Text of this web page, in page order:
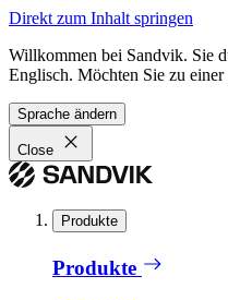
Direkt zum Inhalt springen
Willkommen bei Sandvik. Sie
Englisch. Möchten Sie zu einer
Sprache ändern
Close
Produkte
Produkte